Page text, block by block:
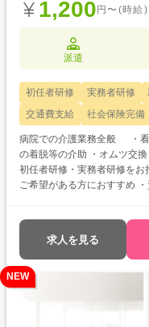
1,200 円〜(時給)
派遣
初任者研修 実務者研修
交通費支給
社会保険完備
病院での介護業務全般 ・看
の着脱等の介助 ・オムツ交換 ・
初任者研修・実務者研修をお持ち
ご希望がある方におすすめ
求人を見る
NEW